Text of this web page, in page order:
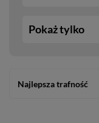
Pokaż tylko
Najlepsza trafność